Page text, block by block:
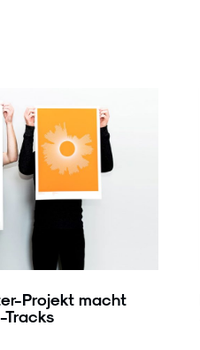
Projekt macht
Tracks